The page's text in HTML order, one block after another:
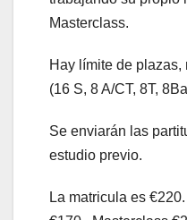
Masterclass.
Hay límite de
(16 S, 8 A/CT, 8T,
Se enviarán las
estudio previo.
La matricula es